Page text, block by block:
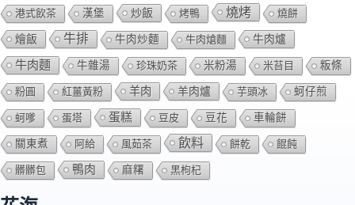
港式飲茶 漢堡 炒飯 烤鴨 燒烤 燒餅
燴飯 牛排 牛肉炒麵 牛肉熗麵 牛肉爐
牛肉麵 牛雜湯 珍珠奶茶 米粉湯 米苔目 粄條
粉圓 紅薑黃粉 羊肉 羊肉爐 芋頭冰 蚵仔煎
蚵嗲 蛋塔 蛋糕 豆皮 豆花 車輪餅
關東煮 阿給 風茹茶 飲料 餅乾 餛飩
髒髒包 鴨肉 麻糬 黑枸杞